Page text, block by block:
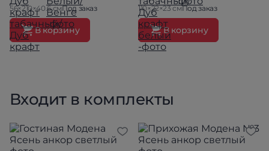
56×210×40.6 смПод заказ
В корзину
110×22×23 смПод заказ
В корзину
Входит в комплекты